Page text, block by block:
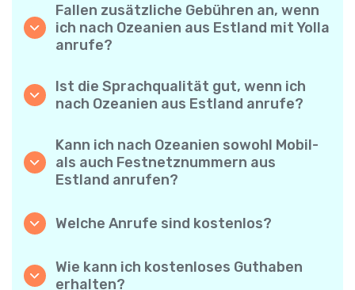
Fallen zusätzliche Gebühren an, wenn
ich nach Ozeanien aus Estland mit Yolla
anrufe?
Abrechnungssystem pro Minute – Sie zahlen
nur für die Gesprächsdauer. Keine
versteckten Kosten, keine verpflichtenden
Ist die Sprachqualität gut, wenn ich
nach Ozeanien aus Estland anrufe?
Anrufe, sodass es sich anfühlt, als würden
Sie mit jemandem aus Ihrer Nachbarschaft
sprechen – selbst wenn er am anderen Ende
der Welt ist.
Kann ich nach Ozeanien sowohl Mobil-
als auch Festnetznummern aus
Estland anrufen?
Handys – Sie können also jeden nach
Welche Anrufe sind kostenlos?
kostenlos, wenn beide Nutzer die App
verwenden und mit dem Internet verbunden
Wie kann ich kostenloses Guthaben
erhalten?